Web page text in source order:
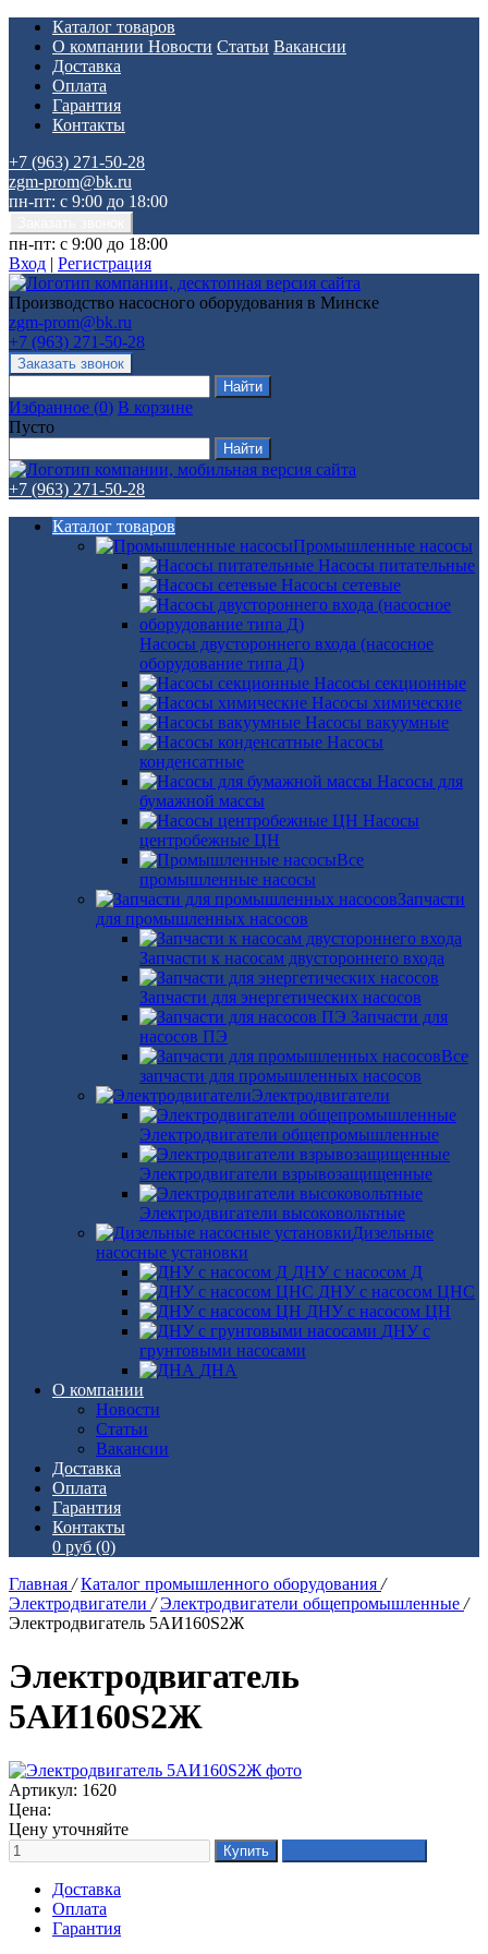
Каталог товаров
О компании Новости Статьи Вакансии
Доставка
Оплата
Гарантия
Контакты
+7 (963) 271-50-28
zgm-prom@bk.ru
пн-пт: с 9:00 до 18:00
пн-пт: с 9:00 до 18:00
Вход | Регистрация
Производство насосного оборудования в Минске
zgm-prom@bk.ru
+7 (963) 271-50-28
Избранное (0) В корзине
Пусто
+7 (963) 271-50-28
Каталог товаров
Промышленные насосы
Насосы питательные
Насосы сетевые
Насосы двустороннего входа (насосное
оборудование типа Д)
Насосы секционные
Насосы химические
Насосы вакуумные
Насосы
конденсатные
Насосы для
бумажной массы
Насосы
центробежные ЦН
Все
промышленные насосы
Запчасти
для промышленных насосов
Запчасти к насосам двустороннего входа
Запчасти для энергетических насосов
Запчасти для
насосов ПЭ
Все
запчасти для промышленных насосов
Электродвигатели
Электродвигатели общепромышленные
Электродвигатели взрывозащищенные
Электродвигатели высоковольтные
Дизельные
насосные установки
ДНУ с насосом Д
ДНУ с насосом ЦНС
ДНУ с насосом ЦН
ДНУ с
грунтовыми насосами
ДНА
О компании
Новости
Статьи
Вакансии
Доставка
Оплата
Гарантия
Контакты
0 руб (0)
Главная / Каталог промышленного оборудования /
Электродвигатели / Электродвигатели общепромышленные /
Электродвигатель 5АИ160S2Ж
Электродвигатель
5АИ160S2Ж
Артикул: 1620
Цена:
Цену уточняйте
Доставка
Оплата
Гарантия